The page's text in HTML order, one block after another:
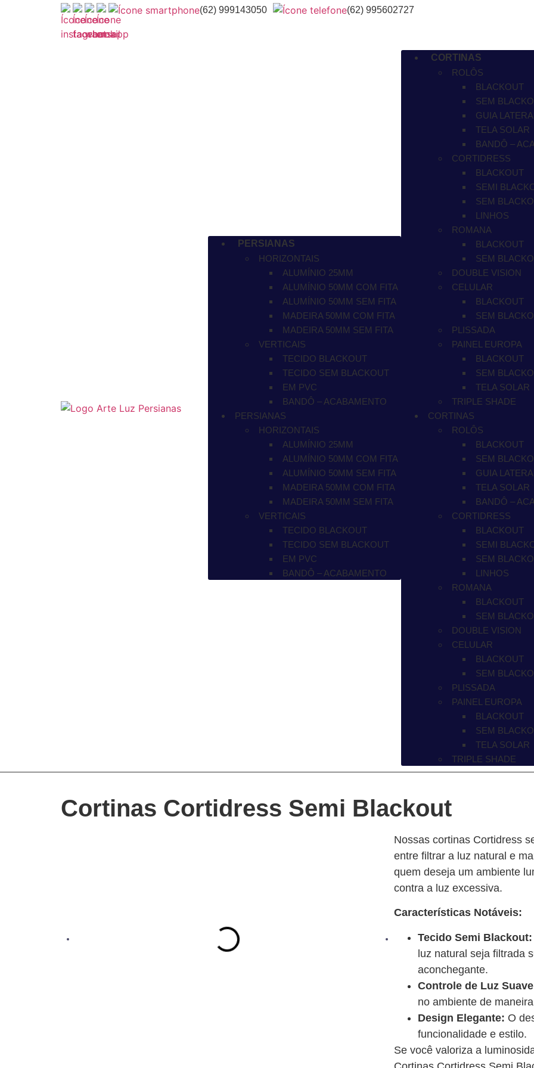
(62) 999143050 (62) 995602727
PERSIANAS
HORIZONTAIS
ALUMÍNIO 25MM
ALUMÍNIO 50MM COM FITA
ALUMÍNIO 50MM SEM FITA
MADEIRA 50MM COM FITA
MADEIRA 50MM SEM FITA
VERTICAIS
TECIDO BLACKOUT
TECIDO SEM BLACKOUT
EM PVC
BANDÔ – ACABAMENTO
PERSIANAS
HORIZONTAIS
ALUMÍNIO 25MM
ALUMÍNIO 50MM COM FITA
ALUMÍNIO 50MM SEM FITA
MADEIRA 50MM COM FITA
MADEIRA 50MM SEM FITA
VERTICAIS
TECIDO BLACKOUT
TECIDO SEM BLACKOUT
EM PVC
BANDÔ – ACABAMENTO
CORTINAS
ROLÔS
BLACKOUT
SEM
GUIA
TELA SOLAR
BANDÔ –
CORTIDRESS
BLACKOUT
SEMI
SEM
LINHOS
ROMANA
BLACKOUT
SEM
DOUBLE VISION
CELULAR
BLACKOUT
SEM
PLISSADA
PAINEL EUROPA
BLACKOUT
SEM
TELA SOLAR
TRIPLE SHADE
CORTINAS
ROLÔS
BLACKOUT
SEM
GUIA
TELA SOLAR
BANDÔ –
CORTIDRESS
BLACKOUT
SEMI
SEM
LINHOS
ROMANA
BLACKOUT
SEM
DOUBLE VISION
CELULAR
BLACKOUT
SEM
PLISSADA
PAINEL EUROPA
BLACKOUT
SEM
TELA SOLAR
TRIPLE SHADE
Cortinas Cortidress Semi Blackout
Nossas cortinas Cortidress
entre filtrar a luz natural e
quem deseja um ambiente
contra a luz excessiva.
Características Notáveis:
Tecido Semi Blackout:
luz natural seja filtrada
aconchegante.
Controle de Luz
no ambiente de
Design Elegante: O
funcionalidade e estilo.
Se você valoriza a